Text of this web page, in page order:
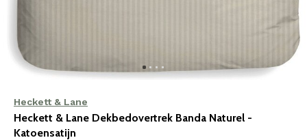
Heckett & Lane
Heckett & Lane Dekbedovertrek Banda Naturel -
Katoensatijn